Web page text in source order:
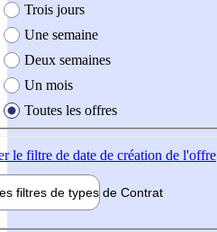
Trois jours
Une semaine
Deux semaines
Un mois
Toutes les offres
le filtre de date de création de l'offre
filtres de types de Contrat